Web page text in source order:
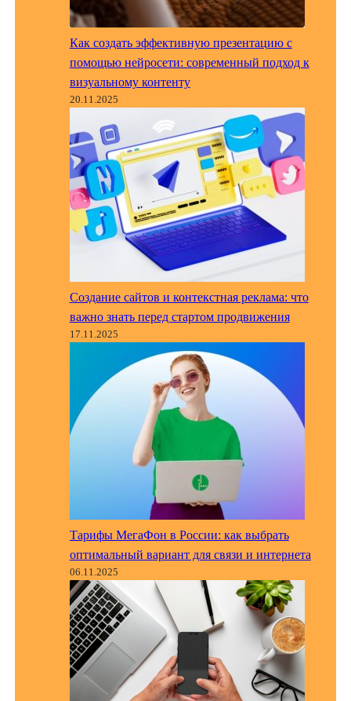
Как создать эффективную презентацию с
помощью нейросети: современный подход к
визуальному контенту
20.11.2025
Создание сайтов и контекстная реклама: что
важно знать перед стартом продвижения
17.11.2025
Тарифы МегаФон в России: как выбрать
оптимальный вариант для связи и интернета
06.11.2025